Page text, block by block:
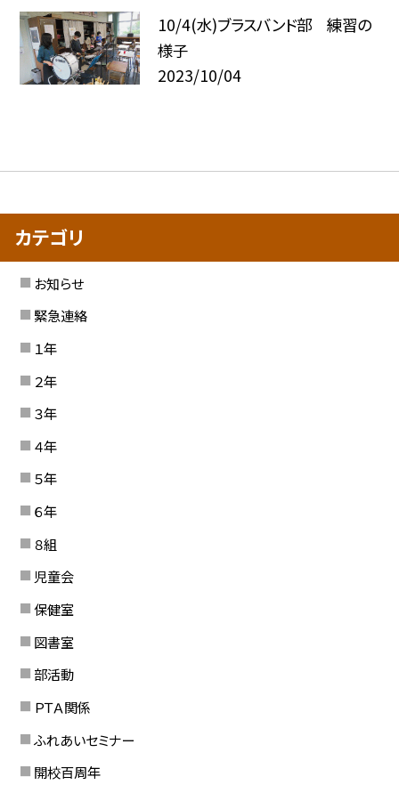
10/4(水)ブラスバンド部 練習の
様子
2023/10/04
カテゴリ
お知らせ
緊急連絡
１年
２年
３年
４年
５年
６年
８組
児童会
保健室
図書室
部活動
ＰＴＡ関係
ふれあいセミナー
開校百周年